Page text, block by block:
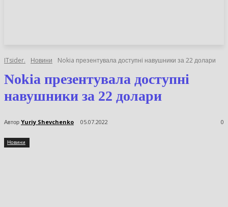
ITsider. Новини Nokia презентувала доступні навушники за 22 долари
Nokia презентувала доступні
навушники за 22 долари
Автор Yuriy Shevchenko 05.07.2022 0
Новини